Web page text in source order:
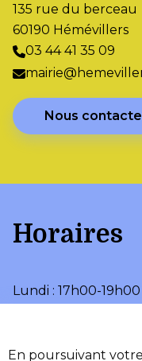
135 rue du berceau
60190 Hémévillers
03 44 41 35 09
Nous
Horaires
Lundi : 17h00-19h00
En poursuivant